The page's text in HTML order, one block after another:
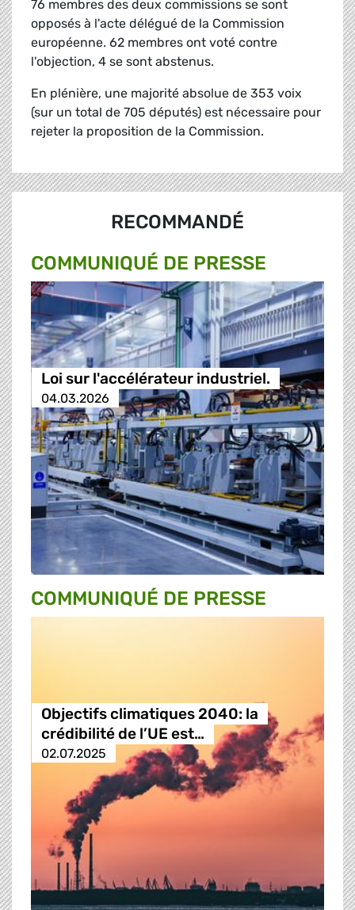
76 membres des deux commissions se sont
opposés à l'acte délégué de la Commission
européenne. 62 membres ont voté contre
l'objection, 4 se sont abstenus.
En plénière, une majorité absolue de 353 voix
(sur un total de 705 députés) est nécessaire pour
rejeter la proposition de la Commission.
RECOMMANDÉ
COMMUNIQUÉ DE PRESSE
Loi sur l'accélérateur industriel.
04.03.2026
COMMUNIQUÉ DE PRESSE
Objectifs climatiques 2040: la
crédibilité de l’UE est…
02.07.2025